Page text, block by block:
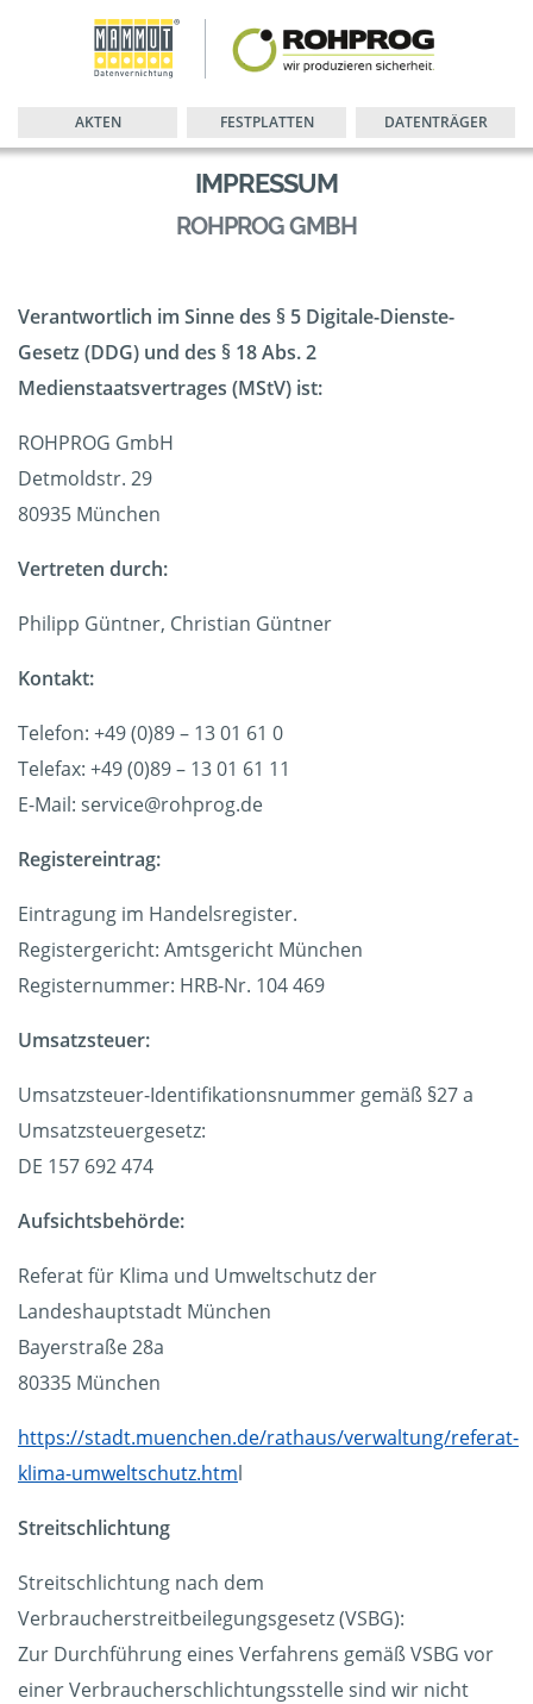
AKTEN FESTPLATTEN DATENTRÄGER
IMPRESSUM
ROHPROG GMBH
Verantwortlich im Sinne des § 5 Digitale-Dienste-
Gesetz (DDG) und des § 18 Abs. 2
Medienstaatsvertrages (MStV) ist:
ROHPROG GmbH
Detmoldstr. 29
80935 München
Vertreten durch:
Philipp Güntner, Christian Güntner
Kontakt:
Telefon: +49 (0)89 – 13 01 61 0
Telefax: +49 (0)89 – 13 01 61 11
E-Mail: service@rohprog.de
Registereintrag:
Eintragung im Handelsregister.
Registergericht: Amtsgericht München
Registernummer: HRB-Nr. 104 469
Umsatzsteuer:
Umsatzsteuer-Identifikationsnummer gemäß §27 a
Umsatzsteuergesetz:
DE 157 692 474
Aufsichtsbehörde:
Referat für Klima und Umweltschutz der
Landeshauptstadt München
Bayerstraße 28a
80335 München
https://stadt.muenchen.de/rathaus/verwaltung/referat-
klima-umweltschutz.html
Streitschlichtung
Streitschlichtung nach dem
Verbraucherstreitbeilegungsgesetz (VSBG):
Zur Durchführung eines Verfahrens gemäß VSBG vor
einer Verbraucherschlichtungsstelle sind wir nicht